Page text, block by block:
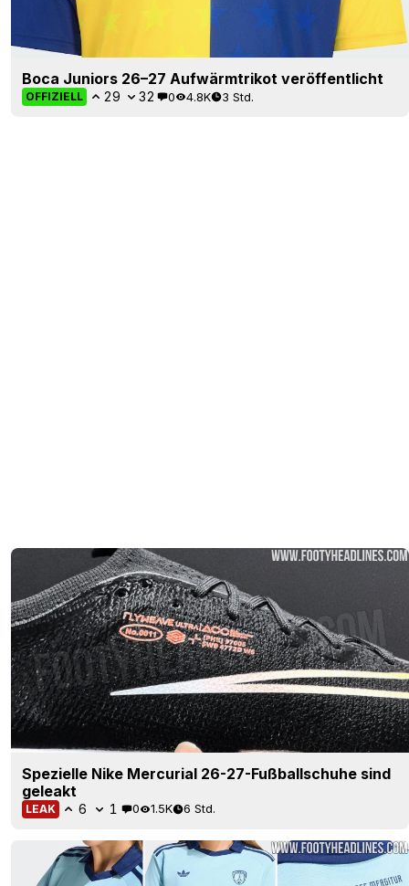
Boca Juniors 26–27 Aufwärmtrikot veröffentlicht
OFFIZIELL 29 32 0 4.8K 3 Std.
Spezielle Nike Mercurial 26-27-Fußballschuhe sind
geleakt
LEAK 6 1 0 1.5K 6 Std.